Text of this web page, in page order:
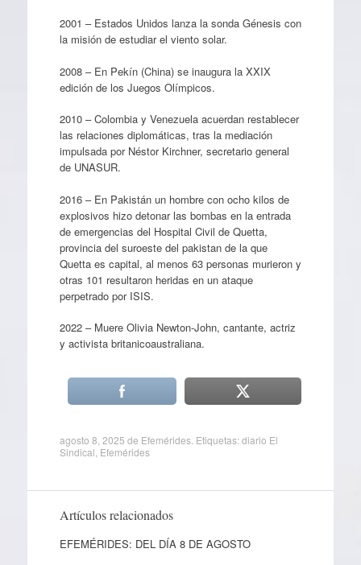
2001 – Estados Unidos lanza la sonda Génesis con
la misión de estudiar el viento solar.
2008 – En Pekín (China) se inaugura la XXIX
edición de los Juegos Olímpicos.
2010 – Colombia y Venezuela acuerdan restablecer
las relaciones diplomáticas, tras la mediación
impulsada por Néstor Kirchner, secretario general
de UNASUR.
2016 – En Pakistán un hombre con ocho kilos de
explosivos hizo detonar las bombas en la entrada
de emergencias del Hospital Civil de Quetta,
provincia del suroeste del pakistan de la que
Quetta es capital, al menos 63 personas murieron y
otras 101 resultaron heridas en un ataque
perpetrado por ISIS.
2022 – Muere Olivia Newton-John, cantante, actriz
y activista britanicoaustraliana.
agosto 8, 2025 de Efemérides. Etiquetas:diario El
Sindical Efemérides
Artículos relacionados
EFEMÉRIDES: DEL DÍA 8 DE AGOSTO